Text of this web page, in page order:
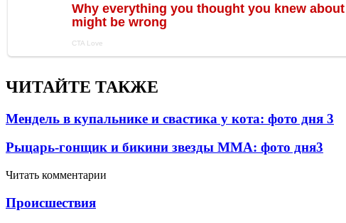
ЧИТАЙТЕ ТАКЖЕ
Мендель в купальнике и свастика у кота: фото дня 3
Рыцарь-гонщик и бикини звезды ММА: фото дня3
Читать комментарии
Проиcшествия